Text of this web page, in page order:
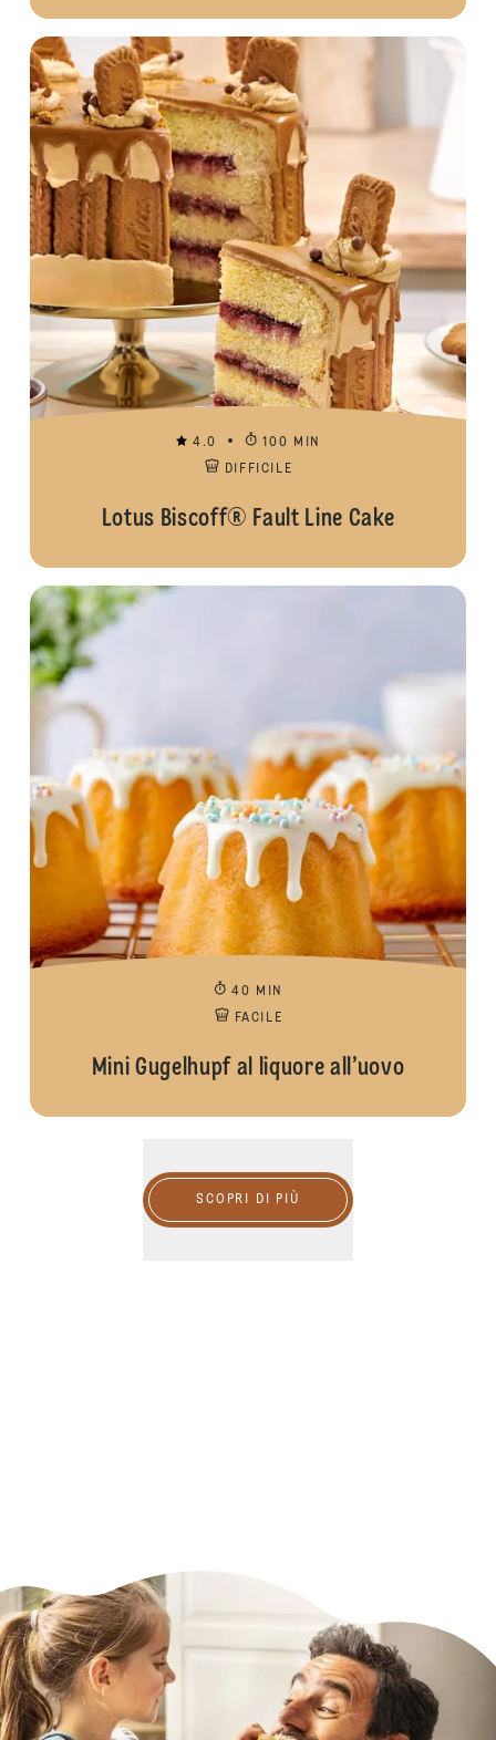
4.0
100 MIN
DIFFICILE
Lotus Biscoff® Fault Line Cake
40 MIN
FACILE
Mini Gugelhupf al liquore all’uovo
SCOPRI DI PIÙ